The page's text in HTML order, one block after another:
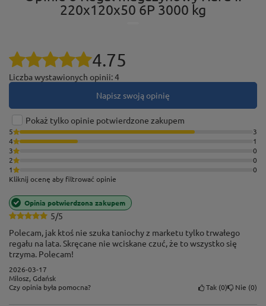
Łączenie nóg za pomocą śrub
zamkowych
Nogi regałów HARD II zespala ze sobą i wzmacnia
stalowy kątownik, który trzeba przymocować do
podstaw za pomocą 4 śrub. Taki styl montażu
220x120x50 6P 3000 kg
4.75
Liczba wystawionych opinii: 4
Napisz swoją opinię
Pokaż tylko opinie potwierdzone zakupem
5
3
4
1
3
0
2
0
1
0
Kliknij ocenę aby filtrować opinie
5/5
Opinia potwierdzona zakupem
Polecam, jak ktoś nie szuka taniochy z marketu tylko trwałego
regału na lata. Skręcane nie wciskane czuć, że to wszystko się
trzyma. Polecam!
2026-03-17
Milosz, Gdańsk
Czy opinia była pomocna?
Tak 0 Nie 0